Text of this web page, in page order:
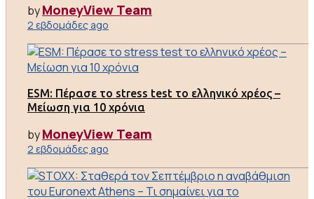
byMoneyView Team
2 εβδομάδες ago
ESM: Πέρασε το stress test το ελληνικό χρέος –
Μείωση για 10 χρόνια
byMoneyView Team
2 εβδομάδες ago